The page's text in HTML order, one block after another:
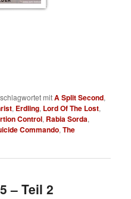
mitA Split Second,
, Erdling, Lord Of The Lost,
Control, Rabia Sorda,
Commando,The
– Teil 2